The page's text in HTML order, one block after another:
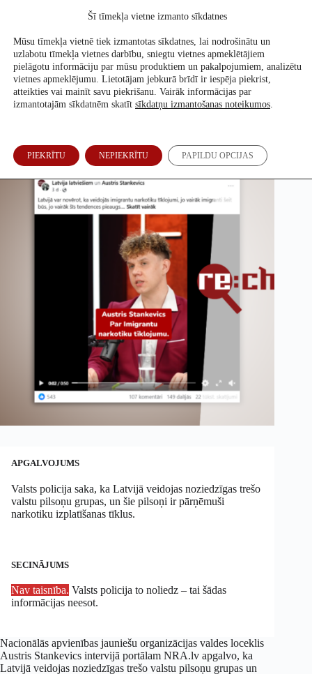
Atbalsti mūs
Latvijā neveidojas noziedzīgas trešo valstu pilsoņu grupas
APGALVOJUMS
Valsts policija saka, ka Latvijā veidojas noziedzīgas trešo
valstu pilsoņu grupas, un šie pilsoņi ir pārņēmuši
narkotiku izplatīšanas tīklus.
SECINĀJUMS
Nav taisnība. Valsts policija to noliedz – tai šādas
informācijas neesot.
Nacionālās apvienības jauniešu organizācijas valdes loceklis
Austris Stankevics intervijā portālam NRA.lv apgalvo, ka
Latvijā veidojas noziedzīgas trešo valstu pilsoņu grupas un
Šī tīmekļa vietne izmanto sīkdatnes
Mūsu tīmekļa vietnē tiek izmantotas sīkdatnes, lai nodrošinātu un
uzlabotu tīmekļa vietnes darbību, sniegtu vietnes apmeklētājiem
pielāgotu informāciju par mūsu produktiem un pakalpojumiem, analizētu
vietnes apmeklējumu. Lietotājam jebkurā brīdī ir iespēja piekrist,
atteikties vai mainīt savu piekrišanu. Vairāk informācijas par
izmantotajām sīkdatnēm skatīt sīkdatņu izmantošanas noteikumos.
PIEKRĪTU NEPIEKRĪTU PAPILDU OPCIJAS